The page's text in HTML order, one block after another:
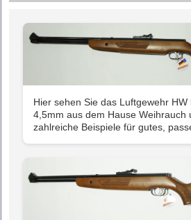
Hier sehen Sie das Luftgewehr HW
4,5mm aus dem Hause Weihrauch
zahlreiche Beispiele für gutes,